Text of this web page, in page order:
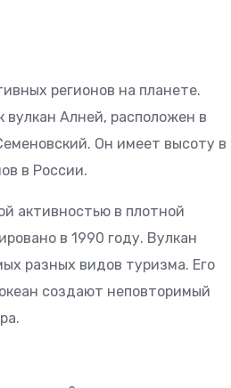
регионов на планете.
Алней, расположен в
Он имеет высоту в
в России.
активностью в плотной
в 1990 году. Вулкан
разных видов туризма. Его
создают неповторимый